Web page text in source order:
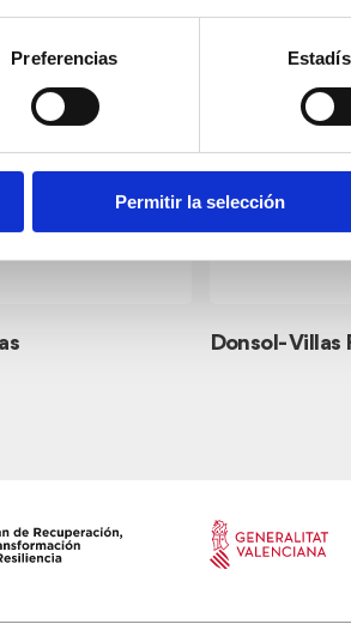
Preferencias
Permitir la selección
Donsol- Villas